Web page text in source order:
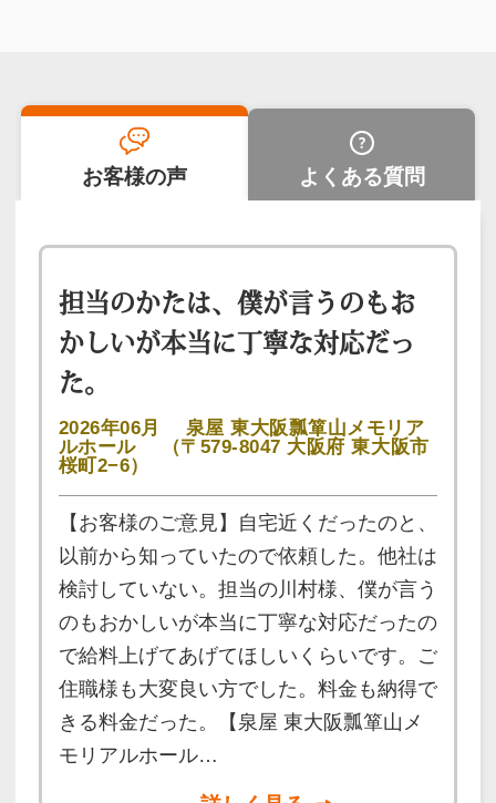
お客様の声 よくある質問
担当のかたは、僕が言うのもお
かしいが本当に丁寧な対応だっ
た。
2026年06月
泉屋 東大阪瓢箪山メモリア
ルホール
（〒579-8047 大阪府 東大阪市
桜町2−6）
【お客様のご意見】自宅近くだったのと、
以前から知っていたので依頼した。他社は
検討していない。担当の川村様、僕が言う
のもおかしいが本当に丁寧な対応だったの
で給料上げてあげてほしいくらいです。ご
住職様も大変良い方でした。料金も納得で
きる料金だった。【泉屋 東大阪瓢箪山メ
モリアルホール…